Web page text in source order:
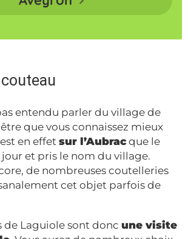
entendu parler du village de
que vous connaissez mieux
en effet sur l’Aubracque le
et pris le nom du village.
de nombreuses coutelleries
cet objet parfois de
de Laguiole sont donc une visite